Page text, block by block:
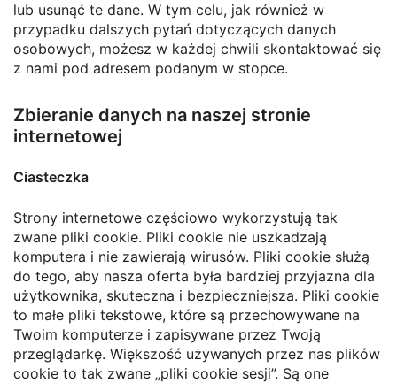
lub usunąć te dane. W tym celu, jak również w
przypadku dalszych pytań dotyczących danych
osobowych, możesz w każdej chwili skontaktować się
z nami pod adresem podanym w stopce.
Zbieranie danych na naszej stronie
internetowej
Ciasteczka
Strony internetowe częściowo wykorzystują tak
zwane pliki cookie. Pliki cookie nie uszkadzają
komputera i nie zawierają wirusów. Pliki cookie służą
do tego, aby nasza oferta była bardziej przyjazna dla
użytkownika, skuteczna i bezpieczniejsza. Pliki cookie
to małe pliki tekstowe, które są przechowywane na
Twoim komputerze i zapisywane przez Twoją
przeglądarkę. Większość używanych przez nas plików
cookie to tak zwane „pliki cookie sesji”. Są one